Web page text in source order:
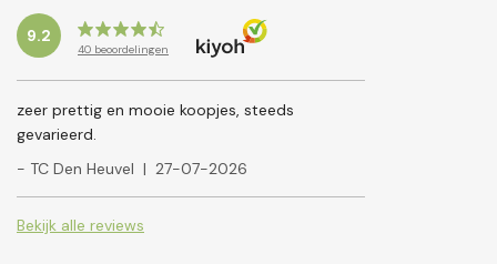
9.2
40 beoordelingen
zeer prettig en mooie koopjes, steeds
gevarieerd.
- TC Den Heuvel | 27-07-2026
Bekijk alle reviews